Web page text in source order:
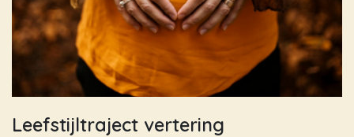
Leefstijltraject vertering